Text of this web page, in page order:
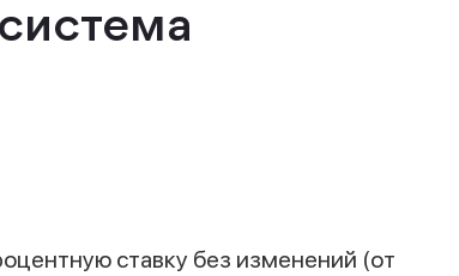
ставку без изменений (от